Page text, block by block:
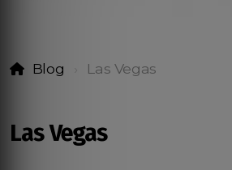
Blog Las Vegas
Las Vegas